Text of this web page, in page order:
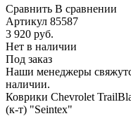
Сравнить В сравнении
Артикул 85587
3 920 руб.
Нет в наличии
Под заказ
Наши менеджеры
наличии.
Коврики Chevrolet
(к-т) "Seintex"